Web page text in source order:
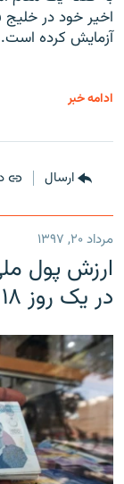
اخیر خود در
آزمایش کرده است.
ادامه خبر
ارسال
مرداد ۲۰, ۱۳۹۷
ارزش پول
در یک روز ۱۸ درصد سقوط کرد